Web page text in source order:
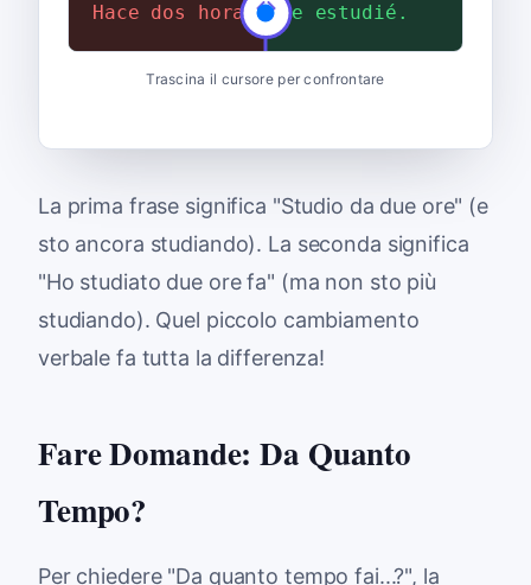
Hace dos horas que estudio.
Hace dos horas que estudié.
Trascina il cursore per confrontare
La prima frase significa "Studio da due ore" (e
sto ancora studiando). La seconda significa
"Ho studiato due ore fa" (ma non sto più
studiando). Quel piccolo cambiamento
verbale fa tutta la differenza!
Fare Domande: Da Quanto
Tempo?
Per chiedere "Da quanto tempo fai...?", la